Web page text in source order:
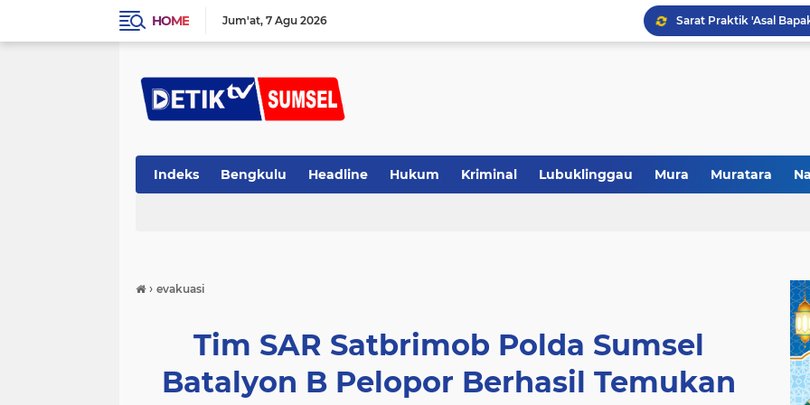
HOME Jum'at 7 Agu 2026
Indeks Bengkulu Headline Hukum Kriminal Lubuklinggau Mura Muratara
› evakuasi
Tim SAR Satbrimob Polda Sumsel
Batalyon B Pelopor Berhasil Temukan